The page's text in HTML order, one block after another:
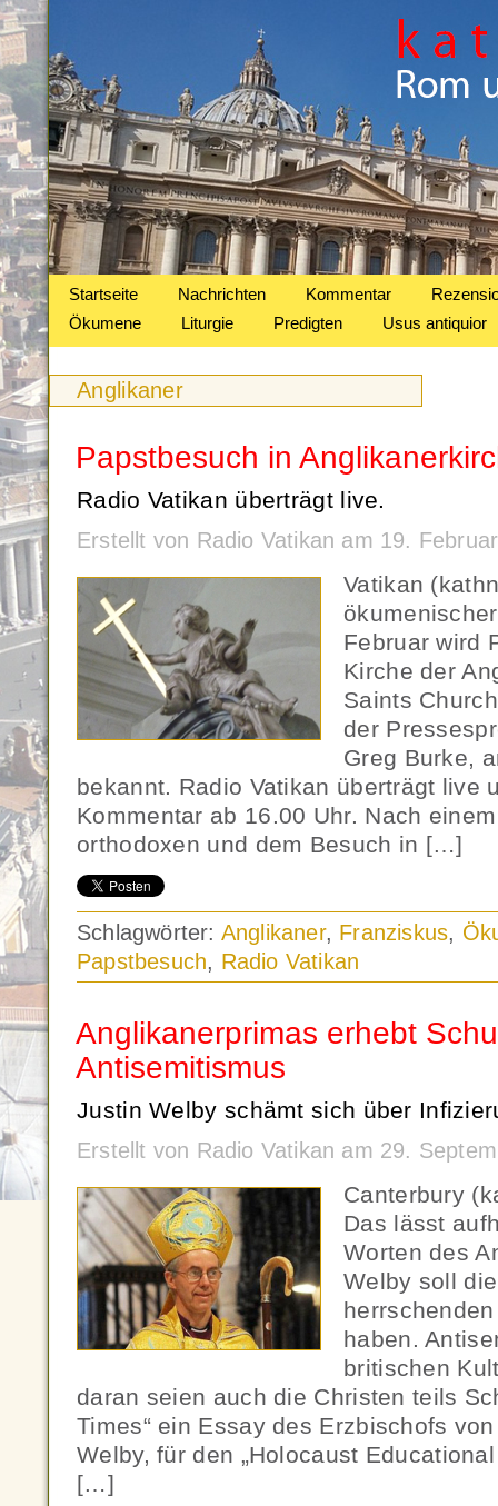
Startseite Nachrichten Kommentar
Ökumene
Liturgie Predigten Usus antiquior
Anglikaner
Papstbesuch in
Radio Vatikan überträgt live.
Erstellt von Radio Vatikan am 19.
Vatikan
Februar wird
Kirche der
Saints
der
Greg Burke,
bekannt. Radio Vatikan überträgt live
Kommentar ab 16.00 Uhr. Nach
orthodoxen und dem Besuch in […]
Schlagwörter: Anglikaner, Franziskus,
Papstbesuch, Radio Vatikan
Anglikanerprimas erhebt
Antisemitismus
Justin Welby schämt sich über
Erstellt von Radio Vatikan am 29.
Canterbury
Das lässt
Worten des
Welby soll
haben.
britischen
daran seien auch die Christen teils
Times“ ein Essay des Erzbischofs
Welby, für den „Holocaust
[…]